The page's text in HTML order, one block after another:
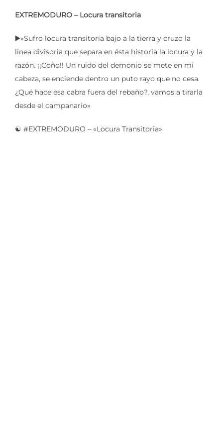
EXTREMODURO – Locura transitoria
▶️»Sufro locura transitoria bajo a la tierra y cruzo la
linea divisoria que separa en ésta historia la locura y la
razón. ¡¡Coño!! Un ruido del demonio se mete en mi
cabeza, se enciende dentro un puto rayo que no cesa.
¿Qué hace esa cabra fuera del rebaño?, vamos a tirarla
desde el campanario»
☯️ #EXTREMODURO – «Locura Transitoria»